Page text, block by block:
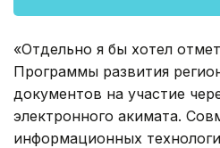
«Отдельно я бы хотел
Программы развития
документов на участие
электронного акимата.
информационных